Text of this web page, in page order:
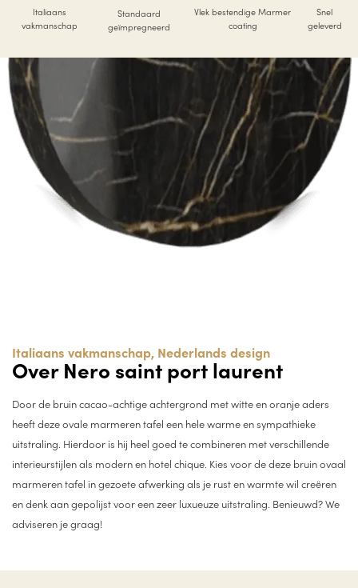
Italiaans
vakmanschap
Standaard
geïmpregneerd
Vlek bestendige Marmer
coating
Snel
geleverd
Italiaans vakmanschap, Nederlands design
Over Nero saint port laurent
Door de bruin cacao-achtige achtergrond met witte en oranje aders
heeft deze ovale marmeren tafel een hele warme en sympathieke
uitstraling. Hierdoor is hij heel goed te combineren met verschillende
interieurstijlen als modern en hotel chique. Kies voor de deze bruin ovaal
marmeren tafel in gezoete afwerking als je rust en warmte wil creëren
en denk aan gepolijst voor een zeer luxueuze uitstraling. Benieuwd? We
adviseren je graag!